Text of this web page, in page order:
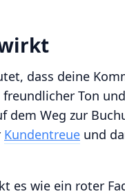
dass deine
Ton
Weg zur
Kundentreue und
es wie ein roter